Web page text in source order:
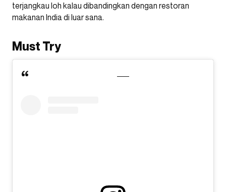
terjangkau loh kalau dibandingkan dengan restoran
makanan India di luar sana.
Must Try